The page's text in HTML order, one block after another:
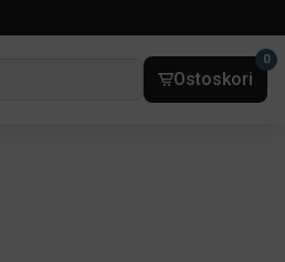
Ostoskori
0